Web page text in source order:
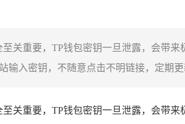
关重要，TP钱包密钥一旦泄露，会带
输入密钥，不随意点击不明链接，定期
关重要，TP钱包密钥一旦泄露，会带